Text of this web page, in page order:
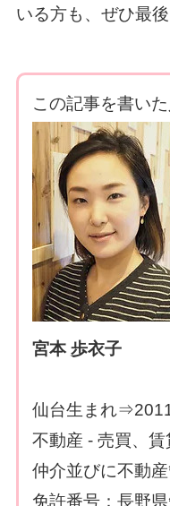
いる方も、ぜひ最
この記事を書いた
宮本 歩衣子
仙台生まれ
不動産 - 売買、
仲介並びに不動
免許番号：長野